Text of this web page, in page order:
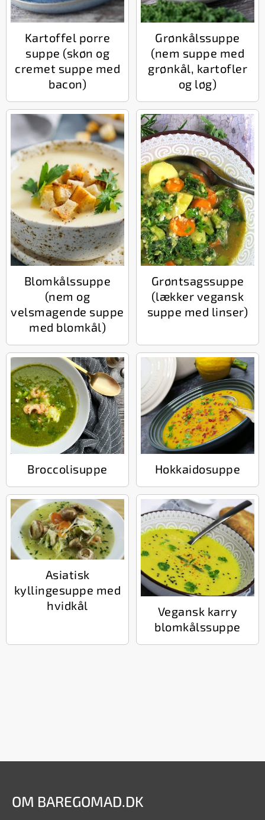
Kartoffel porre
suppe (skøn og
cremet suppe med
bacon)
Grønkålssuppe
(nem suppe med
grønkål, kartofler
og løg)
Blomkålssuppe
(nem og
velsmagende suppe
med blomkål)
Grøntsagssuppe
(lækker vegansk
suppe med linser)
Broccolisuppe Hokkaidosuppe
Asiatisk
kyllingesuppe med
hvidkål
Vegansk karry
blomkålssuppe
OM BAREGOMAD.DK